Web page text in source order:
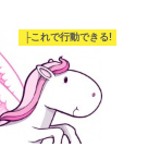
├これで行動できる!